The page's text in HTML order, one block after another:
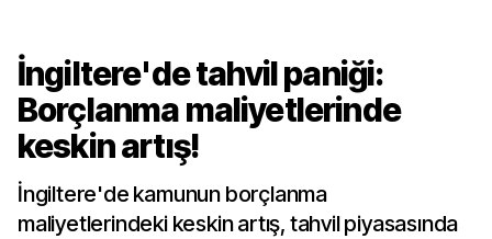
İngiltere'de tahvil paniği:
Borçlanma maliyetlerinde
keskin artış!
İngiltere'de kamunun borçlanma
maliyetlerindeki keskin artış, tahvil piyasasında